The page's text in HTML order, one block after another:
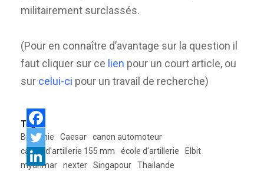
militairement surclassés.
(Pour en connaître d’avantage sur la question il
faut cliquer sur ce lien pour un court article, ou
sur celui-ci pour un travail de recherche)
Tags:
Birmanie
Caesar
canon automoteur
canon d'artillerie 155 mm
école d'artillerie
Elbit
myanmar
nexter Singapour Thailande